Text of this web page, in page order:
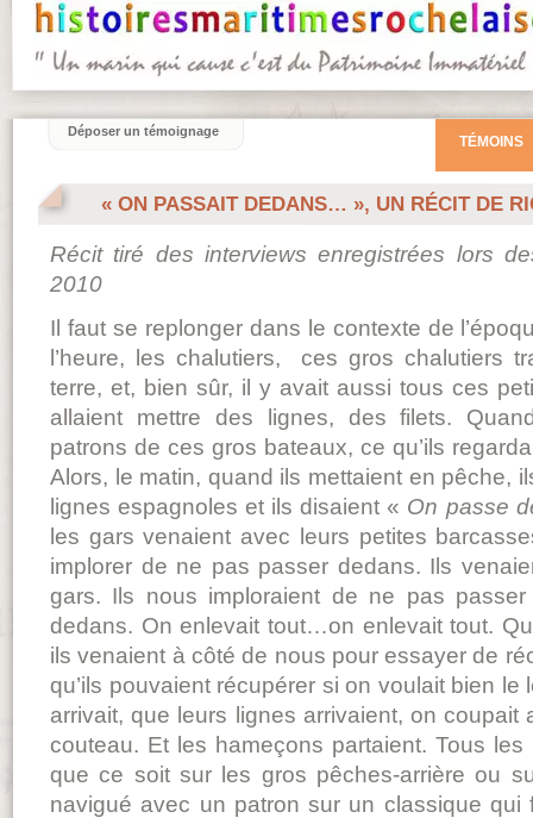
« ON PASSAIT DEDANS… », UN RÉCIT DE
Récit tiré des interviews enregistrées lors
2010
Il faut se replonger dans le contexte de
l’heure, les chalutiers, ces gros chalutiers
terre, et, bien sûr, il y avait aussi tous ces
allaient mettre des lignes, des filets.
patrons de ces gros bateaux, ce qu’ils
Alors, le matin, quand ils mettaient en pêche,
lignes espagnoles et ils disaient « On passe
les gars venaient avec leurs petites
implorer de ne pas passer dedans. Ils
gars. Ils nous imploraient de ne pas
dedans. On enlevait tout…on enlevait tout.
ils venaient à côté de nous pour essayer de
qu’ils pouvaient récupérer si on voulait bien
arrivait, que leurs lignes arrivaient, on
couteau. Et les hameçons partaient. Tous les
que ce soit sur les gros pêches-arrière ou
navigué avec un patron sur un classique qui
TÉMOINS
Déposer un témoignage